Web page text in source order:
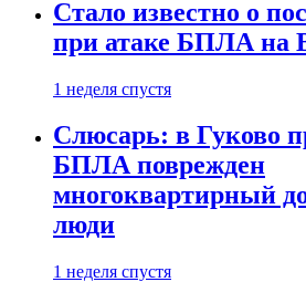
Стало известно о
при атаке БПЛА на
1 неделя спустя
Слюсарь: в Гуково
БПЛА поврежден
многоквартирный
люди
1 неделя спустя